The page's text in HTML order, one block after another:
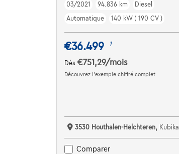
03/2021
94.836 km
Diesel
Automatique
140 kW ( 190 CV )
€36.499 1
Dès €751,29/mois
Découvrez l’exemple chiffré complet
3530 Houthalen-Helchteren, Kubika Cars
Comparer